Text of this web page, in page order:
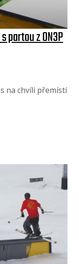
partou z ON3P
na chvíli přemístí